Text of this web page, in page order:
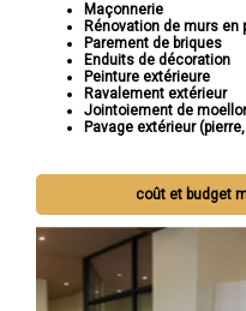
Maçonnerie
Rénovation de murs en
Parement de briques
Enduits de décoration
Peinture extérieure
Ravalement extérieur
Jointoiement de
Pavage extérieur
coût et budget